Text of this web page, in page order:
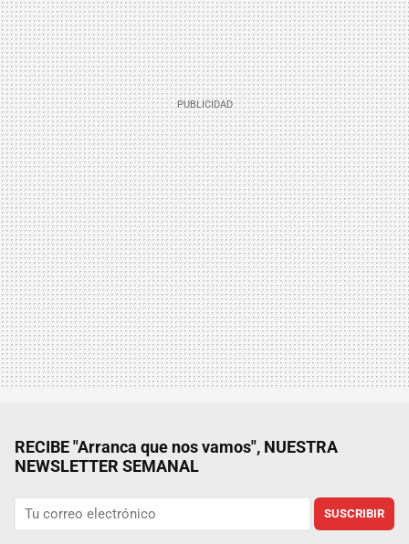
RECIBE "Arranca que nos vamos", NUESTRA
NEWSLETTER SEMANAL
SUSCRIBIR